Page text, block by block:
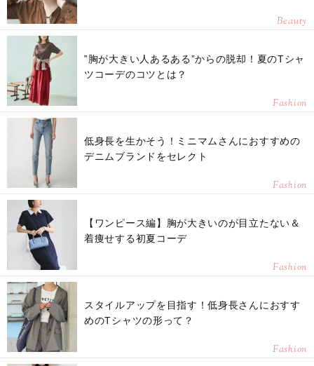
Beauty
‟胸が大きい人あるある”からの脱却！夏のTシャ
ツコーデのコツとは？
Fashion
低身長を生かそう！ミニマムさんにおすすめの
デニムブランドをセレクト
Fashion
【ワンピース編】胸が大きいのが目立たない＆
着痩せする初夏コーデ
Fashion
スタイルアップを目指す！低身長さんにおすす
めのTシャツの形って？
Fashion